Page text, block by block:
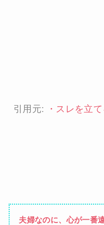
引用元: ・ スレを立
夫婦なのに、心が一番